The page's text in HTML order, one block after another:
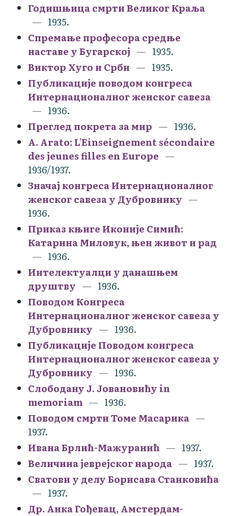
Годишњица смрти Великог Краља
1935.
Спремање професора средње
наставе у Бугарској
1935.
Виктор Хуго и Срби
1935.
Публикације поводом конгреса
Интернационалног женског савеза
1936.
Преглед покрета за мир
1936.
A. Arato: L'Einseignement sécondaire
des jeunes filles en Europe
1936/1937.
Значај конгреса Интернационалног
женског савеза у Дубровнику
1936.
Приказ књиге Иконије Симић:
Катарина Миловук, њен живот и рад
1936.
Интелектуалци у данашњем
друштву
1936.
Поводом Конгреса
Интернационалног женског савеза у
Дубровнику
1936.
Публикације Поводом конгреса
Интернационалног женског савеза у
Дубровнику
1936.
Слободану Ј. Јовановићу in
memoriam
1936.
Поводом смрти Томе Масарика
1937.
Ивана Брлић-Мажуранић
1937.
Величина јеврејског народа
1937.
Сватови у делу Борисава Станковића
1937.
Др. Анка Гођевац, Амстердам-